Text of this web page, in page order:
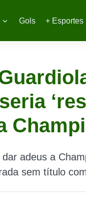
Gols + Esportes
adeus a
sem título